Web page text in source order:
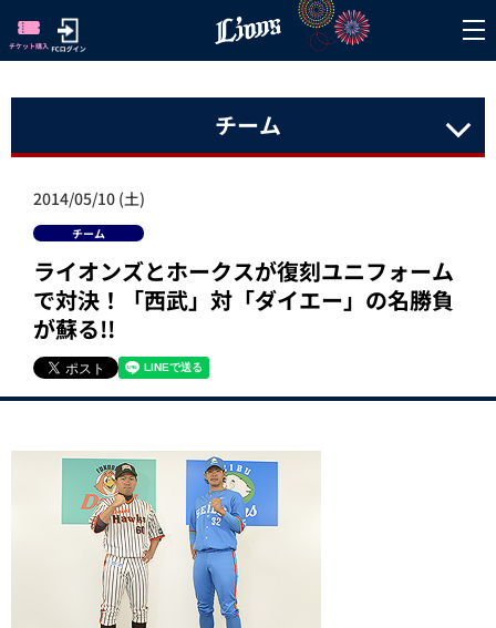
チーム
2014/05/10 (土)
チーム
ライオンズとホークスが復刻ユニフォーム
で対決！「西武」対「ダイエー」の名勝負
が蘇る!!